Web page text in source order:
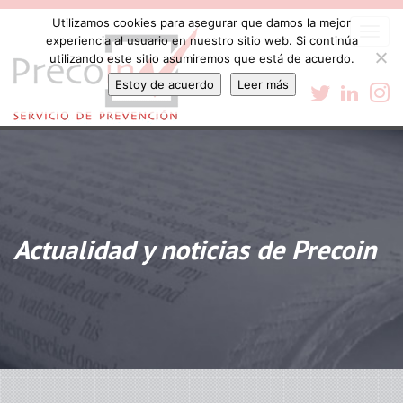
Actualidad y noticias de Precoin
Utilizamos cookies para asegurar que damos la mejor
experiencia al usuario en nuestro sitio web. Si continúa
utilizando este sitio asumiremos que está de acuerdo.
Estoy de acuerdo
Leer más